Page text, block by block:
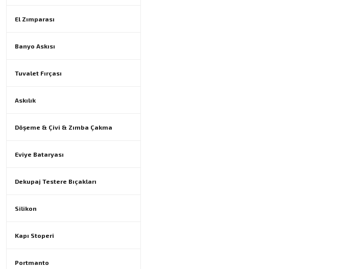
El Zımparası
Banyo Askısı
Tuvalet Fırçası
Askılık
Döşeme & Çivi & Zımba Çakma
Eviye Bataryası
Dekupaj Testere Bıçakları
Silikon
Kapı Stoperi
Portmanto